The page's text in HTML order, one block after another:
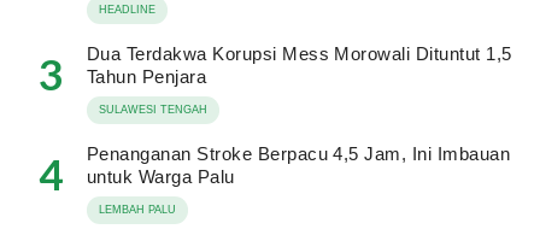
HEADLINE
3
Dua Terdakwa Korupsi Mess Morowali Dituntut 1,5
Tahun Penjara
SULAWESI TENGAH
4
Penanganan Stroke Berpacu 4,5 Jam, Ini Imbauan
untuk Warga Palu
LEMBAH PALU